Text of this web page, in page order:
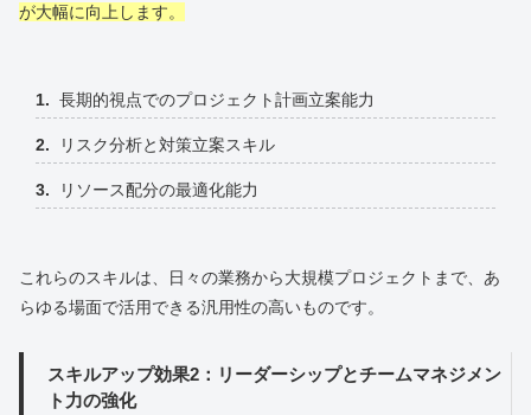
が大幅に向上します。
長期的視点でのプロジェクト計画立案能力
リスク分析と対策立案スキル
リソース配分の最適化能力
これらのスキルは、日々の業務から大規模プロジェクトまで、あ
らゆる場面で活用できる汎用性の高いものです。
スキルアップ効果2：リーダーシップとチームマネジメン
ト力の強化